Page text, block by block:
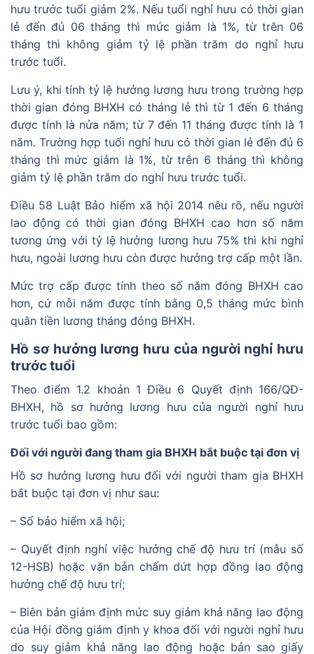
hưu trước tuổi giảm 2%. Nếu tuổi nghỉ hưu có thời gian
lẻ đến đủ 06 tháng thì mức giảm là 1%, từ trên 06
tháng thì không giảm tỷ lệ phần trăm do nghỉ hưu
trước tuổi.
Lưu ý, khi tính tỷ lệ hưởng lương hưu trong trường hợp
thời gian đóng BHXH có tháng lẻ thì từ 1 đến 6 tháng
được tính là nửa năm; từ 7 đến 11 tháng được tính là 1
năm. Trường hợp tuổi nghỉ hưu có thời gian lẻ đến đủ 6
tháng thì mức giảm là 1%, từ trên 6 tháng thì không
giảm tỷ lệ phần trăm do nghỉ hưu trước tuổi.
Điều 58 Luật Bảo hiểm xã hội 2014 nêu rõ, nếu người
lao động có thời gian đóng BHXH cao hơn số năm
tương ứng với tỷ lệ hưởng lương hưu 75% thì khi nghỉ
hưu, ngoài lương hưu còn được hưởng trợ cấp một lần.
Mức trợ cấp được tính theo số năm đóng BHXH cao
hơn, cứ mỗi năm được tính bằng 0,5 tháng mức bình
quân tiền lương tháng đóng BHXH.
Hồ sơ hưởng lương hưu của người nghỉ hưu
trước tuổi
Theo điểm 1.2 khoản 1 Điều 6 Quyết định 166/QĐ-
BHXH, hồ sơ hưởng lương hưu của người nghỉ hưu
trước tuổi bao gồm:
Đối với người đang tham gia BHXH bắt buộc tại đơn vị
Hồ sơ hưởng lương hưu đối với người tham gia BHXH
bắt buộc tại đơn vị như sau:
– Sổ bảo hiểm xã hội;
– Quyết định nghỉ việc hưởng chế độ hưu trí (mẫu số
12-HSB) hoặc văn bản chấm dứt hợp đồng lao động
hưởng chế độ hưu trí;
– Biên bản giám định mức suy giảm khả năng lao động
của Hội đồng giám định y khoa đối với người nghỉ hưu
do suy giảm khả năng lao động hoặc bản sao giấy